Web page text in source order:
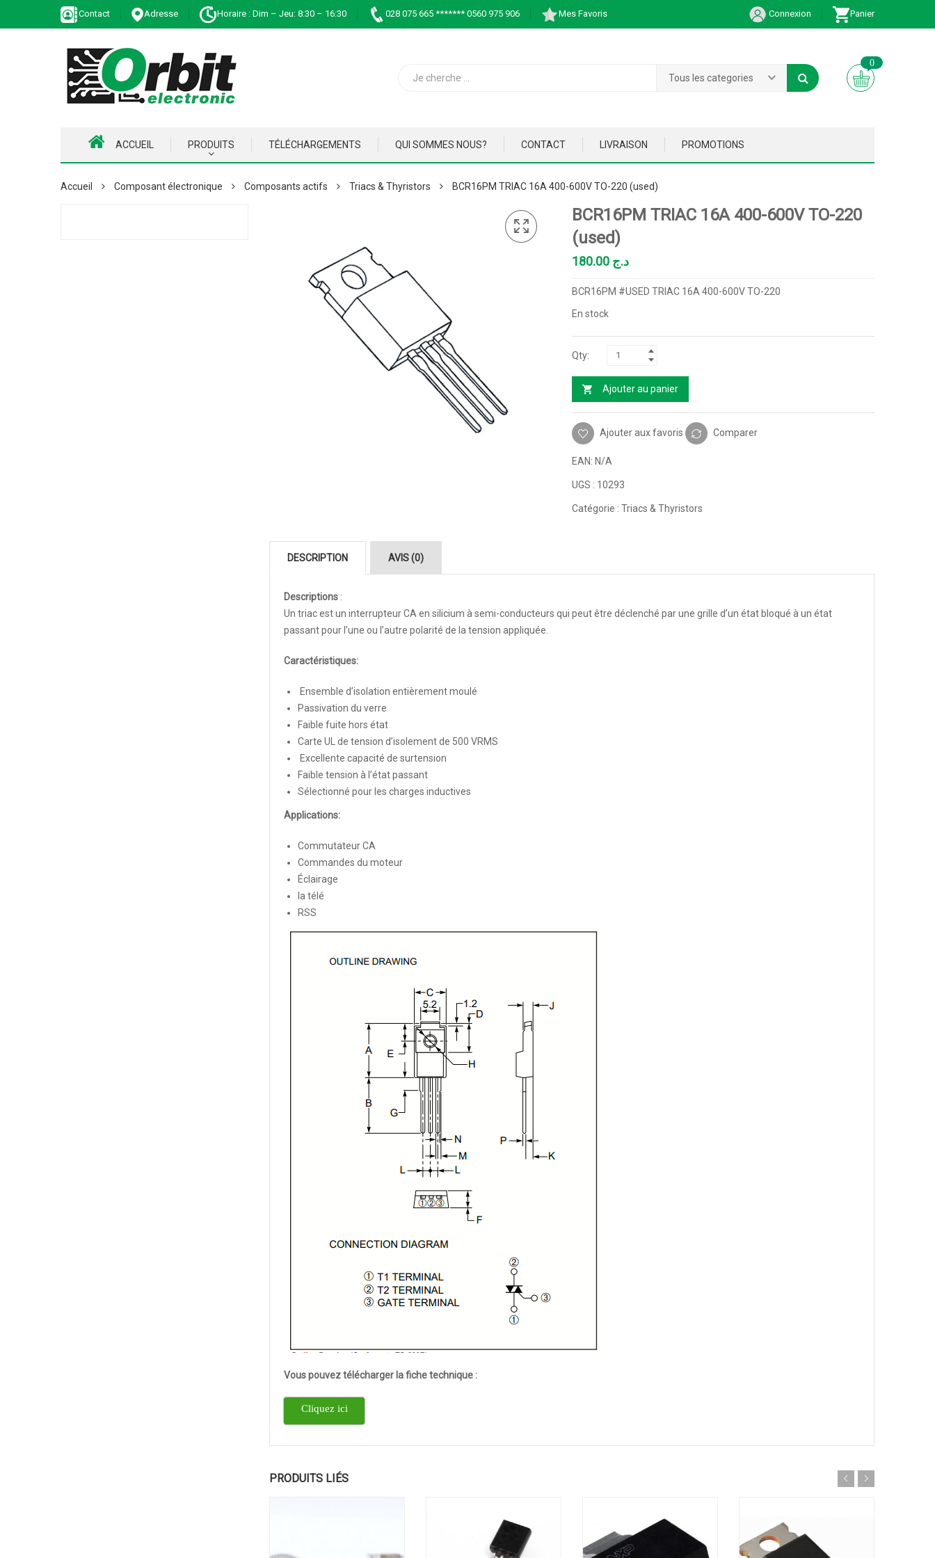
Contact Adresse Horaire : Dim – Jeu: 8:30 – 16:30 028 075 665 ******* 0560 975 906 Mes Favoris Connexion Panier
Tous les categories
0
ACCUEIL PRODUITS TÉLÉCHARGEMENTS QUI SOMMES NOUS? CONTACT LIVRAISON PROMOTIONS
Accueil Composant électronique Composants actifs Triacs & Thyristors BCR16PM TRIAC 16A 400-600V TO-220 (used)
BCR16PM TRIAC 16A 400-600V TO-220
(used)
د.ج
BCR16PM #USED TRIAC 16A 400-600V TO-220
En stock
Ajouter au panier
Ajouter aux favoris Comparer
EAN: N/A
UGS : 10293
Catégorie : Triacs & Thyristors
DESCRIPTION AVIS (0)
Descriptions :
Un triac est un interrupteur CA en silicium à semi-conducteurs qui peut être déclenché par une grille d’un état bloqué à un état
passant pour l’une ou l’autre polarité de la tension appliquée.
Caractéristiques:
Ensemble d’isolation entièrement moulé
Passivation du verre
Faible fuite hors état
Carte UL de tension d’isolement de 500 VRMS
Excellente capacité de surtension
Faible tension à l’état passant
Sélectionné pour les charges inductives
Applications:
Commutateur CA
Commandes du moteur
Éclairage
la télé
RSS
Vous pouveztélécharger la fiche technique :
Cliquez ici
PRODUITS LIÉS